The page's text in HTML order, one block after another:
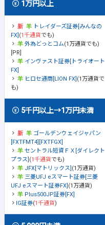
1万円以上
トレイダーズ証券[みんなの
FX] (1千通貨でも)
外為どっとコム(1万通貨でも)
[PR]
インヴァスト証券[トライオート
FX]
ヒロセ通商[LION FX] (1万通貨で
も)
5千円以上→1万円未満
ゴールデンウェイジャパン
[FXTFMT4][FXTFGX]
セントラル短資ＦＸ[ダイレクト
プラス] (1千通貨でも)
JFX[マトリックス] (1万通貨)
三菱UFJ eスマート証券[三菱
UFJ eスマート証券FX] (1万通貨)
Plus500JP証券[FX]
IG証券(1千通貨)